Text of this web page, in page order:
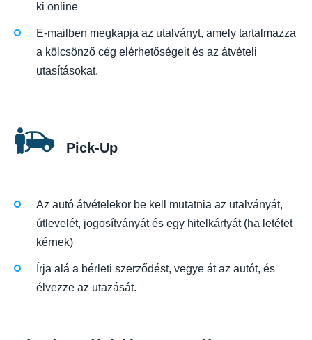
ki online
E-mailben megkapja az utalványt, amely tartalmazza
a kölcsönző cég elérhetőségeit és az átvételi
utasításokat.
Pick-Up
Az autó átvételekor be kell mutatnia az utalványát,
útlevelét, jogosítványát és egy hitelkártyát (ha letétet
kérnek)
Írja alá a bérleti szerződést, vegye át az autót, és
élvezze az utazását.